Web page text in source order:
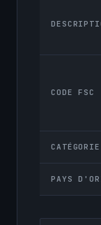
CODE FSC
CATÉGORIE
PAYS